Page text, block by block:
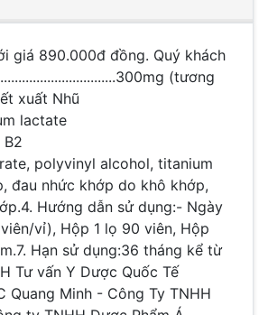
giá 890.000đ đồng. Quý khách
(tương
xuất Nhũ
lactate
B2
polyvinyl alcohol, titanium
đau nhức khớp do khô khớp,
Hướng dẫn sử dụng:- Ngày
vỉ), Hộp 1 lọ 90 viên, Hộp
Hạn sử dụng:36 tháng kể từ
Tư vấn Y Dược Quốc Tế
Quang Minh - Công Ty TNHH